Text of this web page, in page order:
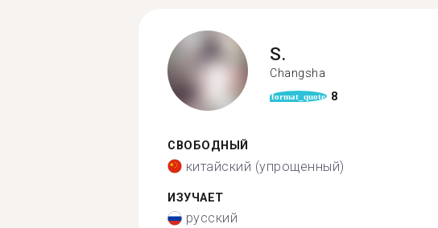
S.
Changsha
format_quote 8
СВОБОДНЫЙ
китайский (упрощенный)
ИЗУЧАЕТ
русский